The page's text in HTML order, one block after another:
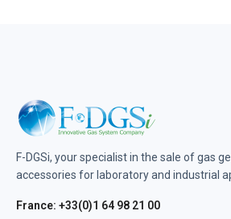
F-DGSi, your specialist in the sale of gas
accessories for laboratory and industrial
France: +33(0)1 64 98 21 00